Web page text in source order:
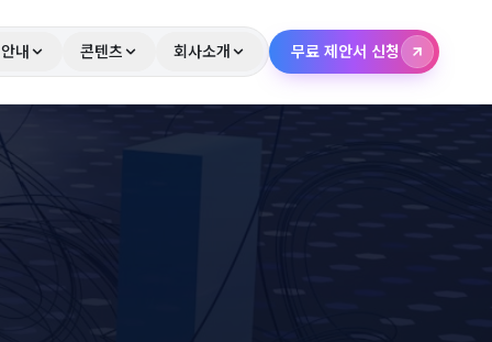
내 콘텐츠 회사소개 무료 제안서 신청